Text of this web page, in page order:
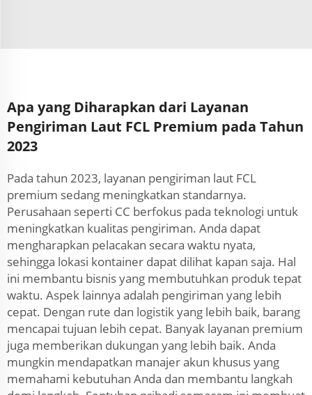
Apa yang Diharapkan dari Layanan
Pengiriman Laut FCL Premium pada Tahun
2023
Pada tahun 2023, layanan pengiriman laut FCL
premium sedang meningkatkan standarnya.
Perusahaan seperti CC berfokus pada teknologi untuk
meningkatkan kualitas pengiriman. Anda dapat
mengharapkan pelacakan secara waktu nyata,
sehingga lokasi kontainer dapat dilihat kapan saja. Hal
ini membantu bisnis yang membutuhkan produk tepat
waktu. Aspek lainnya adalah pengiriman yang lebih
cepat. Dengan rute dan logistik yang lebih baik, barang
mencapai tujuan lebih cepat. Banyak layanan premium
juga memberikan dukungan yang lebih baik. Anda
mungkin mendapatkan manajer akun khusus yang
memahami kebutuhan Anda dan membantu langkah